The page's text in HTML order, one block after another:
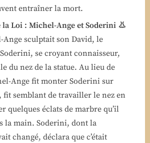
entraîner la mort.
la Loi : Michel-Ange et Soderini 👃
Ange sculptait son David, le
se croyant connaisseur,
du nez de la statue. Au lieu de
Ange fit monter Soderini sur
fit semblant de travailler le nez en
quelques éclats de marbre qu’il
la main. Soderini, dont la
changé, déclara que c’était